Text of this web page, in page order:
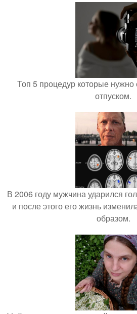
Топ 5 процедур которые нужно
отпуском.
В 2006 году мужчина ударился
и после этого его жизнь
образом.